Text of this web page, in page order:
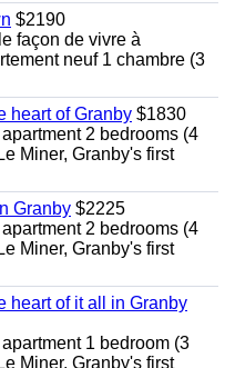
$2190
façon de vivre à
neuf 1 chambre (3
heart of Granby $1830
2 bedrooms (4
Miner, Granby's first
Granby $2225
2 bedrooms (4
Miner, Granby's first
heart of it all in Granby
1 bedroom (3
Miner, Granby's first